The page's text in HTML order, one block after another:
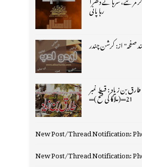
رہا پانی
صفحہ" از: کرشن چندر
بن زیاد : قسط نمبر
21═(ملاگا کی فتح )═
New Post/Thread Notification:
New Post/Thread Notification: